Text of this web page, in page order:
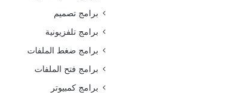
برامج تصميم
برامج تلفزيونية
برامج ضغط الملفات
برامج فتح الملفات
برامج كمبيوتر